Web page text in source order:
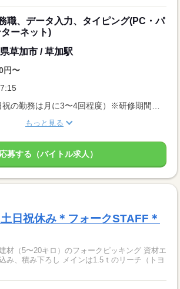
職、データ入力、タイピング(PC・パ
ーネット)
草加市 / 草加駅
円〜
もっと見る
応募する（バイトル求人）
日祝休み＊フォークSTAFF＊
材（5〜20キロ）のフォークピッキング 資材エ
み、積み下ろし メインは1.5ｔのリーチ（トヨ